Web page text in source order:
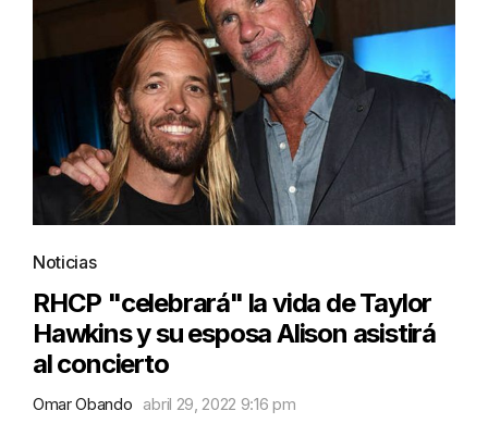
Noticias
RHCP "celebrará" la vida de Taylor
Hawkins y su esposa Alison asistirá
al concierto
Omar Obando abril 29, 2022 9:16 pm